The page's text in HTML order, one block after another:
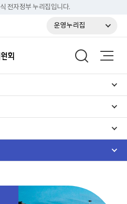
전자정부 누리집입니다.
운영누리집